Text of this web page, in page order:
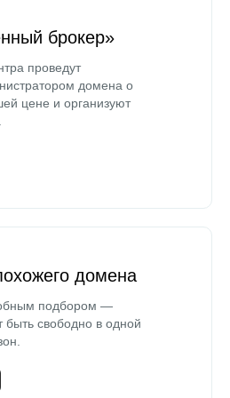
брокер»
проведут
домена о
цене и организуют
домена
подбором —
свободно в одной